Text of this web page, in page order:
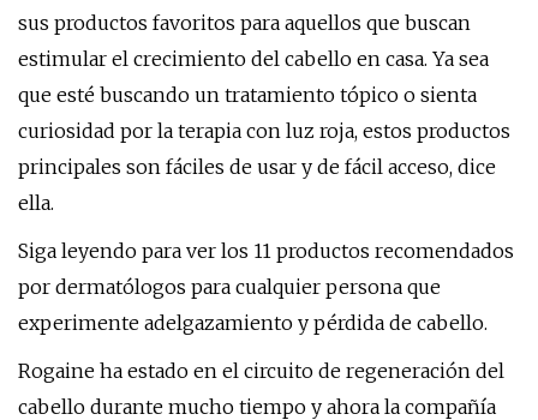
sus productos favoritos para aquellos que buscan
estimular el crecimiento del cabello en casa. Ya sea
que esté buscando un tratamiento tópico o sienta
curiosidad por la terapia con luz roja, estos productos
principales son fáciles de usar y de fácil acceso, dice
ella.
Siga leyendo para ver los 11 productos recomendados
por dermatólogos para cualquier persona que
experimente adelgazamiento y pérdida de cabello.
Rogaine ha estado en el circuito de regeneración del
cabello durante mucho tiempo y ahora la compañía